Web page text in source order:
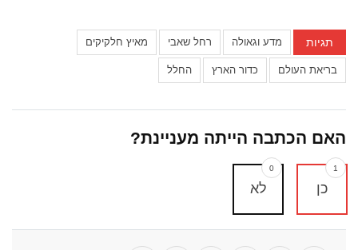
תגיות מדע וגאולה רחל שאבי מאיץ חלקיקים
בריאת העולם כדור הארץ החלל
האם הכתבה הייתה מעניינת?
כן
1
לא
0